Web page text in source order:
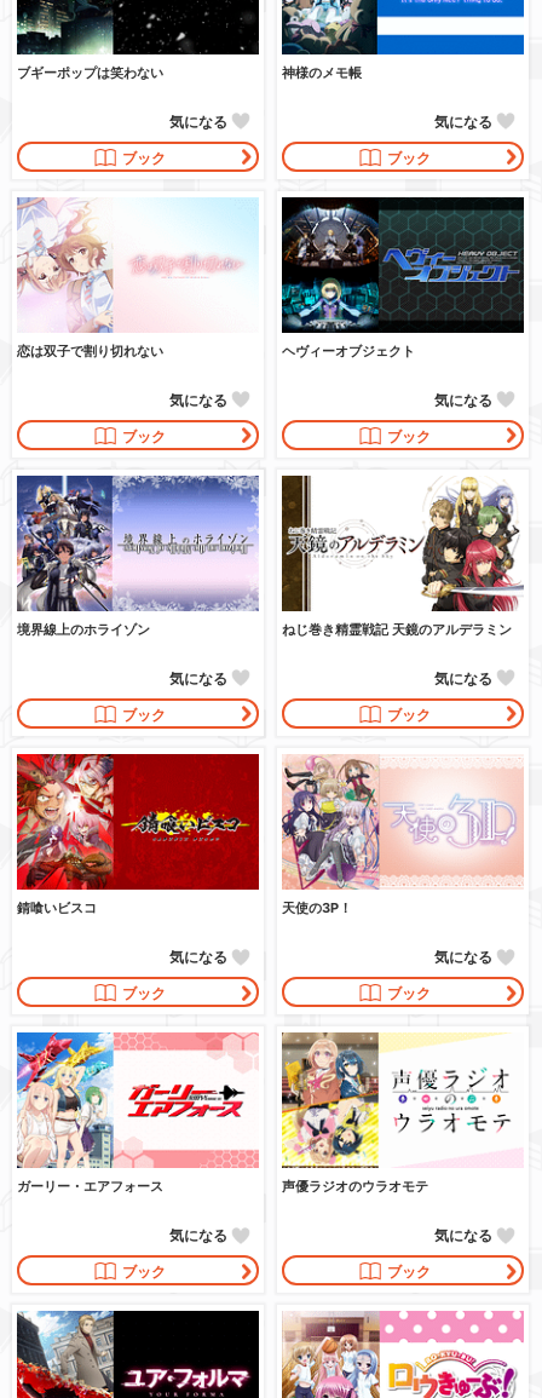
ブギーポップは笑わない
ブック
気になる
神様のメモ帳
ブック
気になる
恋は双子で割り切れない
ブック
気になる
ヘヴィーオブジェクト
ブック
気になる
境界線上のホライゾン
ブック
気になる
ねじ巻き精霊戦記 天鏡のアルデラミン
ブック
気になる
錆喰いビスコ
ブック
気になる
天使の3P！
ブック
気になる
ガーリー・エアフォース
ブック
気になる
声優ラジオのウラオモテ
ブック
気になる